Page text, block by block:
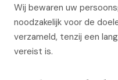
Wij bewaren uw
noodzakelijk voor de
verzameld, tenzij een
vereist is.